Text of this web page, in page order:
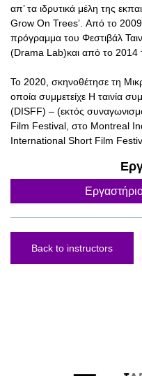
απ’ τα ιδρυτικά μέλη της
Grow On Trees’. Από το 2009
πρόγραμμα του Φεστιβάλ
(Drama Lab)και από το 2014
Το 2020, σκηνοθέτησε τη
οποία συμμετείχε Η ταινία
(DISFF) – (εκτός
Film Festival, στο Montreal
International Short Film
Back to instructors